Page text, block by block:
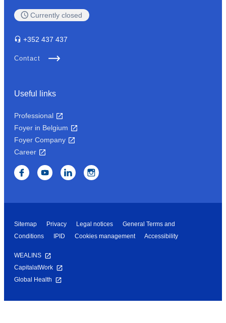
Currently closed
+352 437 437
Contact
Useful links
Professional
Foyer in Belgium
Foyer Company
Career
Sitemap Privacy Legal notices
General Terms and
Conditions
IPID Cookies management Accessibility
WEALINS
CapitalatWork
Global Health